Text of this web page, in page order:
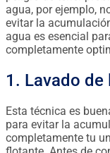
agua, por ejemplo,
evitar la
agua es esencial
completamente
1. Lavado de
Esta técnica es
para evitar la
completamente tu